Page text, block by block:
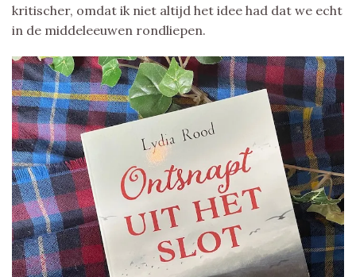
kritischer, omdat ik niet altijd het idee had dat we echt
in de middeleeuwen rondliepen.